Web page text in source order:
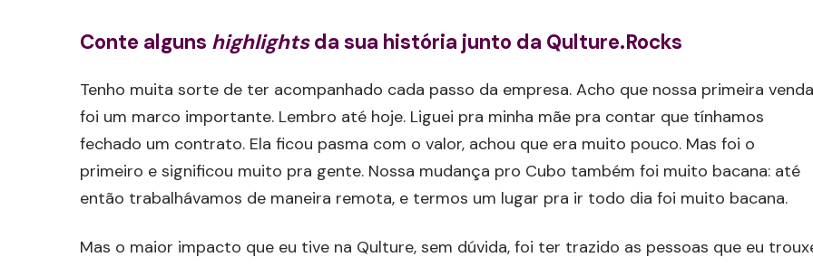
Conte alguns highlightsda sua história junto da Qulture.Rocks
Tenho muita sorte de ter acompanhado cada passo da empresa. Acho que nossa primeira venda
foi um marco importante. Lembro até hoje. Liguei pra minha mãe pra contar que tínhamos
fechado um contrato. Ela ficou pasma com o valor, achou que era muito pouco. Mas foi o
primeiro e significou muito pra gente. Nossa mudança pro Cubo também foi muito bacana: até
então trabalhávamos de maneira remota, e termos um lugar pra ir todo dia foi muito bacana.
Mas o maior impacto que eu tive na Qulture, sem dúvida, foi ter trazido as pessoas que eu